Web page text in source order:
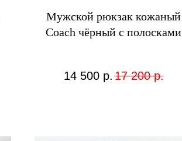
Мужской рюкзак кожаный
Coach чёрный с полосками
14 500 р. 17 200 р.